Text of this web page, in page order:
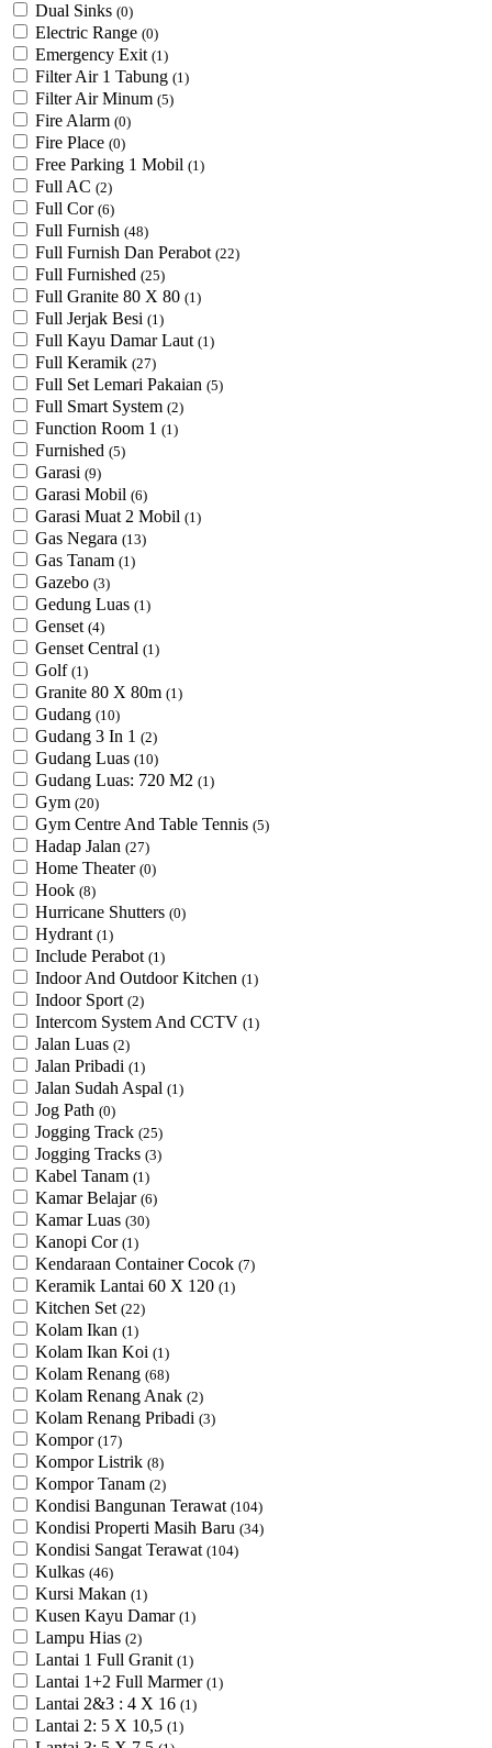
Dual Sinks (0)
Electric Range (0)
Emergency Exit (1)
Filter Air 1 Tabung (1)
Filter Air Minum (5)
Fire Alarm (0)
Fire Place (0)
Free Parking 1 Mobil (1)
Full AC (2)
Full Cor (6)
Full Furnish (48)
Full Furnish Dan Perabot (22)
Full Furnished (25)
Full Granite 80 X 80 (1)
Full Jerjak Besi (1)
Full Kayu Damar Laut (1)
Full Keramik (27)
Full Set Lemari Pakaian (5)
Full Smart System (2)
Function Room 1 (1)
Furnished (5)
Garasi (9)
Garasi Mobil (6)
Garasi Muat 2 Mobil (1)
Gas Negara (13)
Gas Tanam (1)
Gazebo (3)
Gedung Luas (1)
Genset (4)
Genset Central (1)
Golf (1)
Granite 80 X 80m (1)
Gudang (10)
Gudang 3 In 1 (2)
Gudang Luas (10)
Gudang Luas: 720 M2 (1)
Gym (20)
Gym Centre And Table Tennis (5)
Hadap Jalan (27)
Home Theater (0)
Hook (8)
Hurricane Shutters (0)
Hydrant (1)
Include Perabot (1)
Indoor And Outdoor Kitchen (1)
Indoor Sport (2)
Intercom System And CCTV (1)
Jalan Luas (2)
Jalan Pribadi (1)
Jalan Sudah Aspal (1)
Jog Path (0)
Jogging Track (25)
Jogging Tracks (3)
Kabel Tanam (1)
Kamar Belajar (6)
Kamar Luas (30)
Kanopi Cor (1)
Kendaraan Container Cocok (7)
Keramik Lantai 60 X 120 (1)
Kitchen Set (22)
Kolam Ikan (1)
Kolam Ikan Koi (1)
Kolam Renang (68)
Kolam Renang Anak (2)
Kolam Renang Pribadi (3)
Kompor (17)
Kompor Listrik (8)
Kompor Tanam (2)
Kondisi Bangunan Terawat (104)
Kondisi Properti Masih Baru (34)
Kondisi Sangat Terawat (104)
Kulkas (46)
Kursi Makan (1)
Kusen Kayu Damar (1)
Lampu Hias (2)
Lantai 1 Full Granit (1)
Lantai 1+2 Full Marmer (1)
Lantai 2&3 : 4 X 16 (1)
Lantai 2: 5 X 10,5 (1)